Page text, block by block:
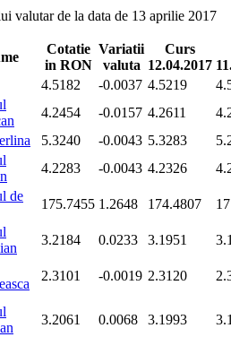
valutar de la data de 13 aprilie 2017
Cotatie
in RON
Variatii
valuta
Curs
12.04.2017
4.5182 -0.0037 4.5219
4.2454 -0.0157 4.2611
5.3240 -0.0043 5.3283
4.2283 -0.0043 4.2326
de
175.7455 1.2648 174.4807
3.2184 0.0233 3.1951
2.3101 -0.0019 2.3120
3.2061 0.0068 3.1993